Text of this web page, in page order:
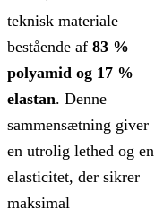
teknisk materiale
bestående af 83 %
polyamid og 17 %
elastan. Denne
sammensætning giver
en utrolig lethed og en
elasticitet, der sikrer
maksimal